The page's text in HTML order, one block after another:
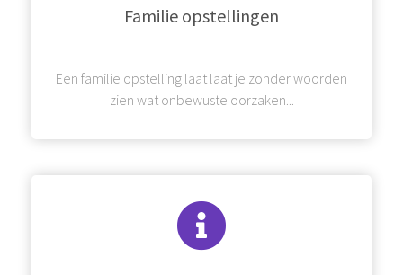
Familie opstellingen
Een familie opstelling laat laat je zonder woorden
zien wat onbewuste oorzaken...